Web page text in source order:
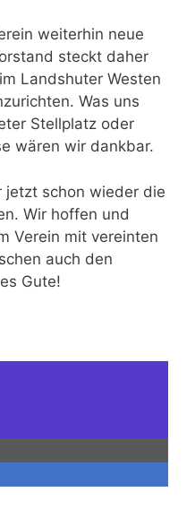
weiterhin neue
steckt daher
Landshuter Westen
Was uns
Stellplatz oder
wären wir dankbar.
jetzt schon wieder die
Wir hoffen und
Verein mit vereinten
auch den
Gute!